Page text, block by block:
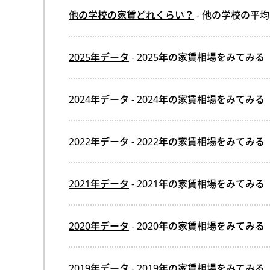
他の学校の家賃どれくらい？ - 他の学校の平
2025年データ - 2025年の家賃相場をみてみる
2024年データ - 2024年の家賃相場をみてみる
2022年データ - 2022年の家賃相場をみてみる
2021年データ - 2021年の家賃相場をみてみる
2020年データ - 2020年の家賃相場をみてみる